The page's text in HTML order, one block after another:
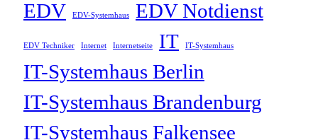
EDV EDV-Systemhaus EDV Notdienst
EDV Techniker Internet Internetseite IT IT-Systemhaus
IT-Systemhaus Berlin
IT-Systemhaus Brandenburg
IT-Systemhaus Falkensee